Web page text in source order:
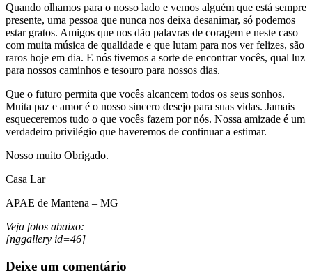
Quando olhamos para o nosso lado e vemos alguém que está sempre
presente, uma pessoa que nunca nos deixa desanimar, só podemos
estar gratos. Amigos que nos dão palavras de coragem e neste caso
com muita música de qualidade e que lutam para nos ver felizes, são
raros hoje em dia. E nós tivemos a sorte de encontrar vocês, qual luz
para nossos caminhos e tesouro para nossos dias.
Que o futuro permita que vocês alcancem todos os seus sonhos.
Muita paz e amor é o nosso sincero desejo para suas vidas. Jamais
esqueceremos tudo o que vocês fazem por nós. Nossa amizade é um
verdadeiro privilégio que haveremos de continuar a estimar.
Nosso muito Obrigado.
Casa Lar
APAE de Mantena – MG
Veja fotos abaixo:
[nggallery id=46]
Deixe um comentário